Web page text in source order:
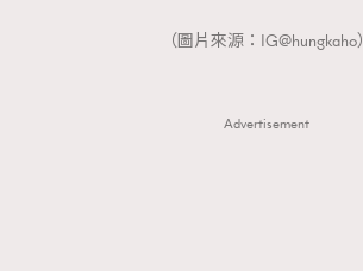
（圖片來源：IG@hungkaho）
Advertisement